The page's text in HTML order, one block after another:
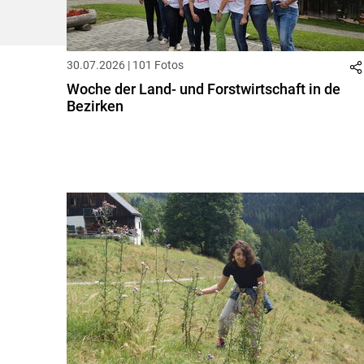
30.07.2026 | 101 Fotos
Woche der Land- und Forstwirtschaft in de
Bezirken